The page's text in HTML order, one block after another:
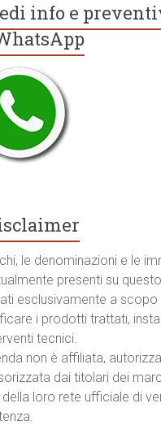
info e
le denominazioni e le
presenti su
esclusivamente a
i prodotti trattati,
tecnici.
non è affiliata,
dai titolari dei
loro rete ufficiale di